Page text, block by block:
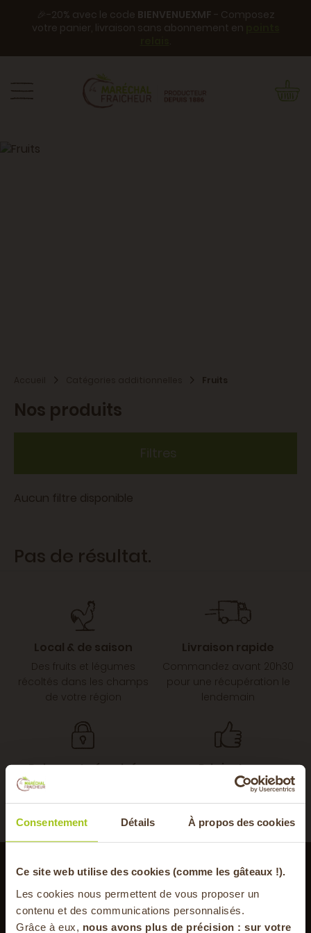
Consentement Détails À propos des cookies
Ce site web utilise des cookies (comme les gâteaux !).
Les cookies nous permettent de vous proposer un
contenu et des communications personnalisés.
Grâce à eux, nous avons plus de précision : sur votre
🎉-20% avec le code BIENVENUEXMF - Composez
votre panier, livraison sans abonnement en
.
Fruits
Nos produits
Filtres
Aucun filtre disponible
Pas de résultat.
-20% offerts sur
Local & de saison
Des fruits et légumes
récoltés dans les champs
de votre région
Livraison rapide
Commandez avant 20h30
pour une récupération le
lendemain
Paiement sécurisé
Carte bancaire, Visa,
MasterCard, cartes et ticket
restaurant
Prix justes
Une juste rémunération de
nos partenaires toute
l’année
Newsletter
Inscrivez-vous pour recevoir notre newsletter